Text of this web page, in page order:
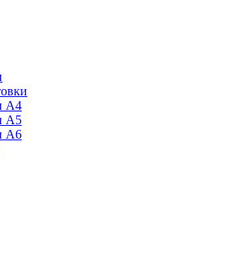
А4
А5
А6